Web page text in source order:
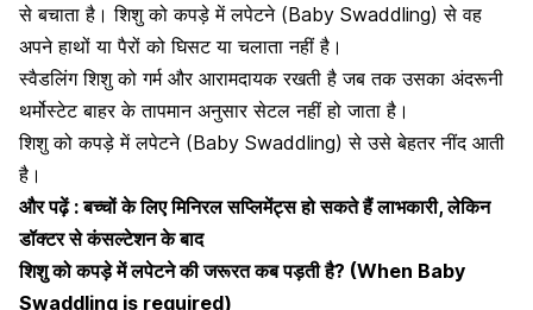
से बचाता है। शिशु को कपड़े में लपेटने (Baby Swaddling) से वह
अपने हाथों या पैरों को घिसट या चलाता नहीं है।
स्वैडलिंग शिशु को गर्म और आरामदायक रखती है जब तक उसका अंदरूनी
थर्मोस्टेट बाहर के तापमान अनुसार सेटल नहीं हो जाता है।
शिशु को कपड़े में लपेटने (Baby Swaddling) से उसे बेहतर नींद आती
है।
और पढ़ें :बच्चों के लिए मिनिरल सप्लिमेंट्स हो सकते हैं लाभकारी, लेकिन
डॉक्टर से कंसल्टेशन के बाद
शिशु को कपड़े में लपेटने की जरूरत कब पड़ती है? (When Baby
Swaddling is required)